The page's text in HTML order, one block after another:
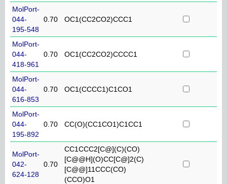
MolPort-
044-
195-548
0.70 OC1(CC2CO2)CCC1
MolPort-
044-
418-961
0.70 OC1(CC2CO2)CCCC1
MolPort-
044-
616-853
0.70 OC1(CCCC1)C1CO1
MolPort-
044-
195-892
0.70 CC(O)(CC1CO1)C1CC1
MolPort-
042-
624-128
0.70
CC1CCC2[C@](C)(CO)
[C@@H](O)CC[C@]2(C)
[C@@]11CCC(CO)
(CCO)O1